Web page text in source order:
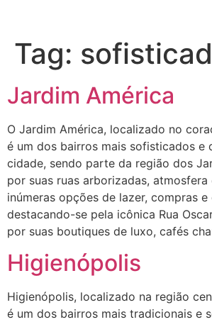
Tag:
Jardim América
O Jardim América, localizado no
é um dos bairros mais sofisticados e
cidade, sendo parte da região dos
por suas ruas arborizadas, atmosfera
inúmeras opções de lazer, compras e
destacando-se pela icônica Rua
por suas boutiques de luxo, cafés
Higienópolis
Higienópolis, localizado na região
é um dos bairros mais tradicionais e